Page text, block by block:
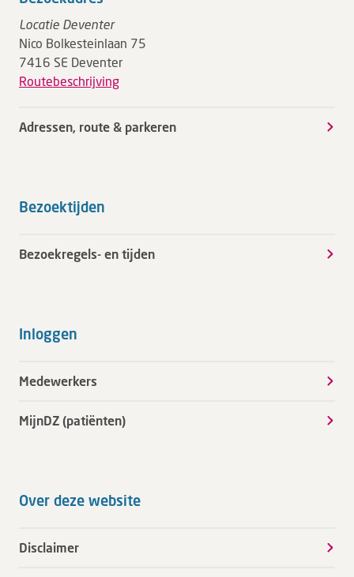
Locatie Deventer
Nico Bolkesteinlaan 75
7416 SE Deventer
Routebeschrijving
Adressen, route & parkeren
Bezoektijden
Bezoekregels- en tijden
Inloggen
Medewerkers
MijnDZ (patiënten)
Over deze website
Disclaimer